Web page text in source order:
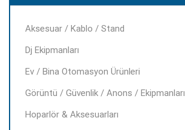
Aksesuar / Kablo / Stand
Dj Ekipmanları
Ev / Bina Otomasyon Ürünleri
Görüntü / Güvenlik / Anons / Ekipmanları
Hoparlör & Aksesuarları